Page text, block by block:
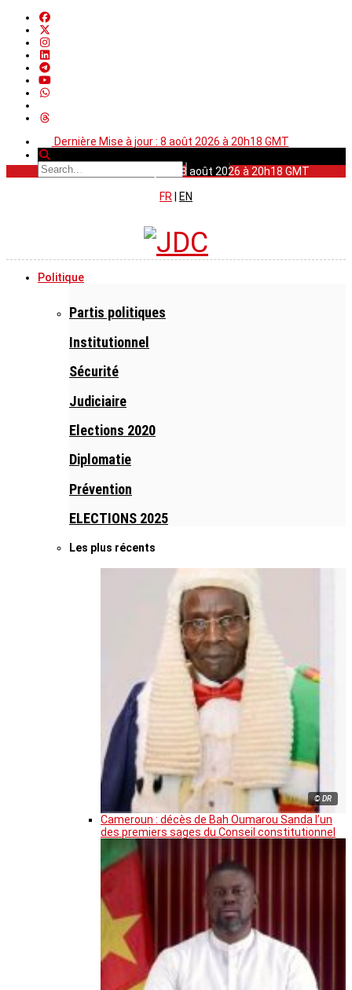
Dernière Mise à jour : 8 août 2026 à 20h18 GMT
Dernière Mise à jour : 8 août 2026 à 20h18 GMT
FR
EN
Politique
Partis politiques
Institutionnel
Sécurité
Judiciaire
Elections 2020
Diplomatie
Prévention
ELECTIONS 2025
Les plus récents
© DR
Cameroun : décès de Bah Oumarou Sanda l’un
des premiers sages du Conseil constitutionnel